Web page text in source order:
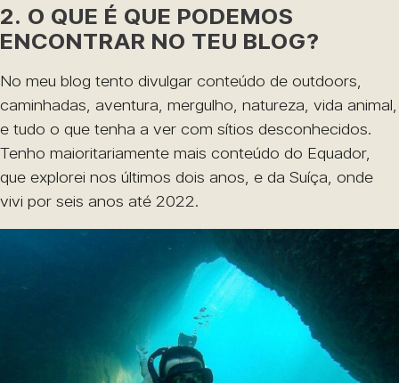
2. O QUE É QUE PODEMOS
ENCONTRAR NO TEU BLOG?
No meu blog tento divulgar conteúdo de outdoors,
caminhadas, aventura, mergulho, natureza, vida animal,
e tudo o que tenha a ver com sítios desconhecidos.
Tenho maioritariamente mais conteúdo do Equador,
que explorei nos últimos dois anos, e da Suíça, onde
vivi por seis anos até 2022.